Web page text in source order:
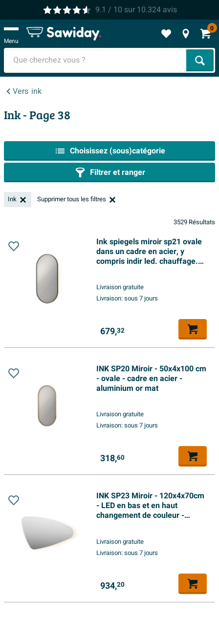
9.1 / 10 sur 10.324avis
Menu
0
Vers ink
Ink- Page 38
Choisissez (sous)catégorie
Filtrer et ranger
Ink Supprimer tous les filtres
3529 Résultats
Ink spiegels miroir sp21 ovale
dans un cadre en acier, y
compris indir led. chauffage.
mat
Livraison gratuite
Livraison:sous 7 jours
679,32
INK SP20 Miroir - 50x4x100 cm
- ovale - cadre en acier -
aluminium or mat
Livraison gratuite
Livraison:sous 7 jours
318,60
INK SP23 Miroir - 120x4x70cm
- LED en bas et en haut
changement de couleur -
aluminium blanc mat
Livraison gratuite
Livraison:sous 7 jours
934,20